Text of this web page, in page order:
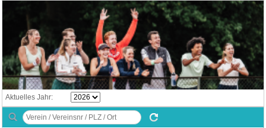
Aktuelles Jahr: